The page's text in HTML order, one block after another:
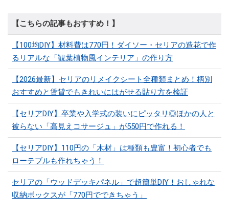
【こちらの記事もおすすめ！】
【100均DIY】材料費は770円！ダイソー・セリアの造花で作
るリアルな「観葉植物風インテリア」の作り方
【2026最新】セリアのリメイクシート全種類まとめ！柄別
おすすめと賃貸でもきれいにはがせる貼り方を検証
【セリアDIY】卒業や入学式の装いにピッタリ◎ほかの人と
被らない「高見えコサージュ」が550円で作れる！
【セリアDIY】110円の「木材」は種類も豊富！初心者でも
ローテブルも作れちゃう！
セリアの「ウッドデッキパネル」で超簡単DIY！おしゃれな
収納ボックスが「770円でできちゃう」